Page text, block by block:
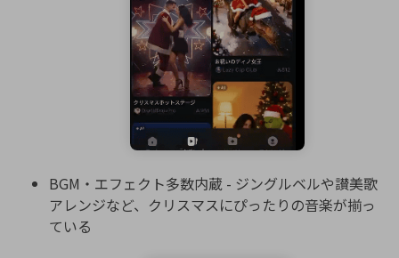
BGM・エフェクト多数内蔵 - ジングルベルや讃美歌
アレンジなど、クリスマスにぴったりの音楽が揃っ
ている